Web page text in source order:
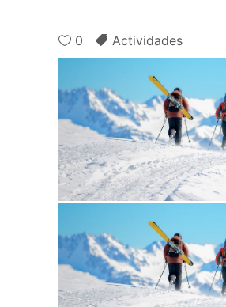
0 Actividades